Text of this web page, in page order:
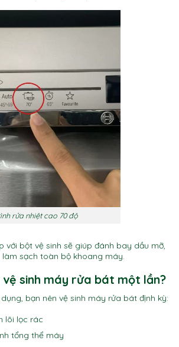
rửa nhiệt cao 70 độ
với bột vệ sinh sẽ giúp đánh bay dầu mỡ,
làm sạch toàn bộ khoang máy.
vệ sinh máy rửa bát một lần?
bạn nên vệ sinh máy rửa bát định kỳ:
lõi lọc rác
tổng thể máy